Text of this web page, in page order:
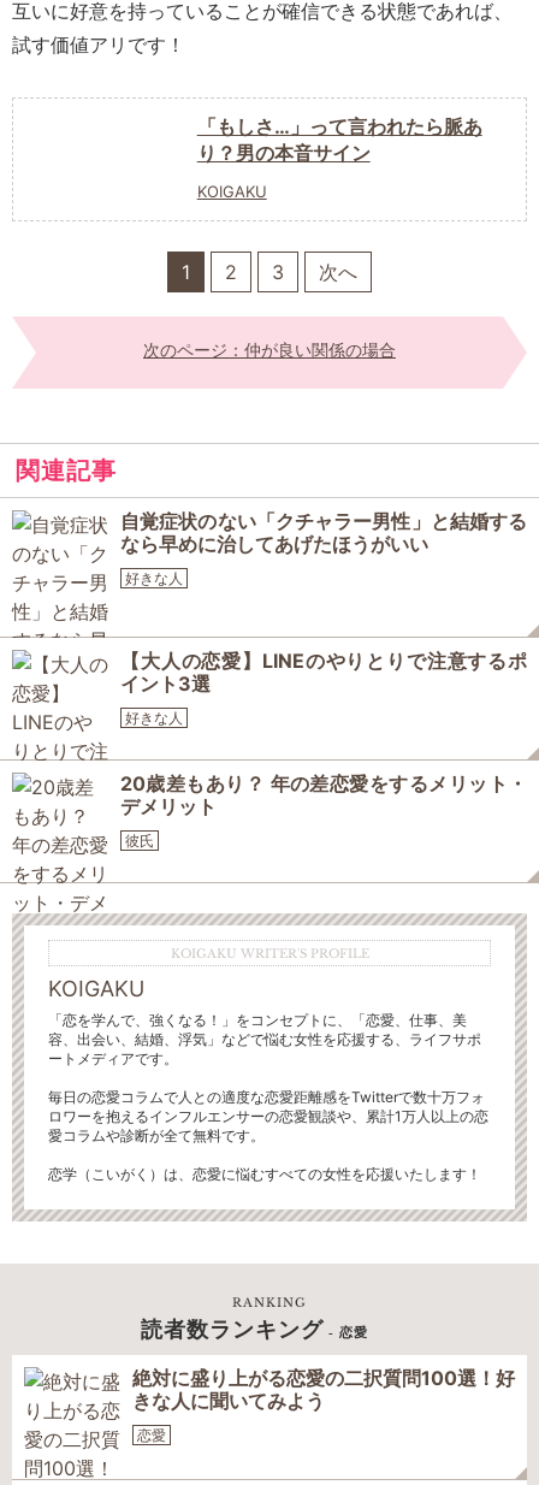
互いに好意を持っていることが確信できる状態であれば、
試す価値アリです！
「もしさ…」って言われたら脈あ
り？男の本音サイン
KOIGAKU
1 2 3 次へ
次のページ：仲が良い関係の場合
関連記事
自覚症状のない「クチャラー男性」と結婚する
なら早めに治してあげたほうがいい
好きな人
【大人の恋愛】LINEのやりとりで注意するポ
イント3選
好きな人
20歳差もあり？ 年の差恋愛をするメリット・
デメリット
彼氏
KOIGAKU WRITER'S PROFILE
KOIGAKU
「恋を学んで、強くなる！」をコンセプトに、「恋愛、仕事、美
容、出会い、結婚、浮気」などで悩む女性を応援する、ライフサポ
ートメディアです。
毎日の恋愛コラムで人との適度な恋愛距離感をTwitterで数十万フォ
ロワーを抱えるインフルエンサーの恋愛観談や、累計1万人以上の恋
愛コラムや診断が全て無料です。
恋学（こいがく）は、恋愛に悩むすべての女性を応援いたします！
RANKING
読者数ランキング - 恋愛
絶対に盛り上がる恋愛の二択質問100選！好
きな人に聞いてみよう
恋愛